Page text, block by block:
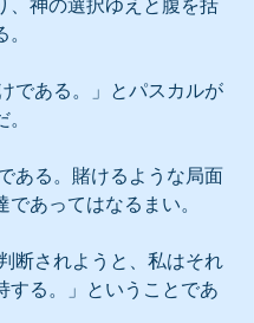
、神の選択ゆえと腹を括
であってはなるまい。
する。」ということであ